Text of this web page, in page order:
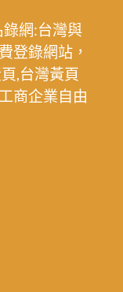
網:台灣與
登錄網站，
,台灣黃頁
商企業自由